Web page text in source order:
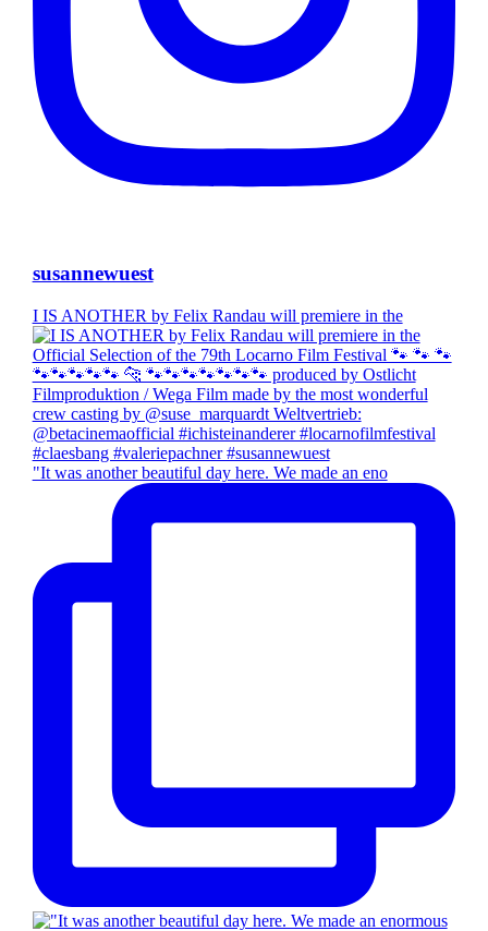
susannewuest
I IS ANOTHER by Felix Randau will premiere in the
"It was another beautiful day here. We made an eno